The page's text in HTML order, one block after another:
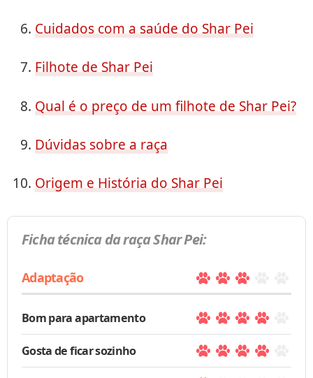
Cuidados com a saúde do Shar Pei
Filhote de Shar Pei
Qual é o preço de um filhote de Shar Pei?
Dúvidas sobre a raça
Origem e História do Shar Pei
Ficha técnica da raça Shar Pei:
Adaptação
Bom para apartamento
Gosta de ficar sozinho